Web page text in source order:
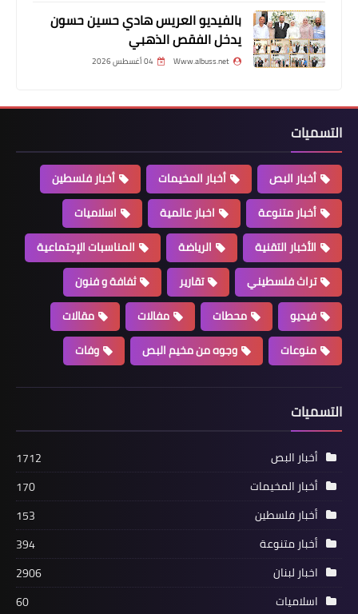
دبور يلتقي وفداً من جمعية المشاريع
الخيرية الاسلامية
أخبار فلسطين
*قيادة منظمة التحرير الفلسطينية في
لبنان تدعو إلى أوسع حملة تضامن مع
شعبنا في أرض الوطن وتعلن يوم الجمعة
القادم "يوم غضب فلسطيني*
الصداقة الايطالية العربية تستنكر العدوان
الاسرائيلي على غزة
بالفيديو العريس هادي حسين حسون
يدخل الفقص الذهبي
Www.albuss.net 04 أغسطس 2026
التسميات
أخبار البص أخبار المخيمات
أخبار فلسطين
أخبار متنوعة
اخبار عالمية
اسلاميات
الأخبار التقنية
الرياضة
المناسبات الإجتماعية
تراث فلسطيني
تقارير
ثفافة و فنون
فيديو
محطات مفالات
مقالات
منوعات
وجوه من مخيم البص وفات
التسميات
أخبار البص
1712
أخبار المخيمات
170
أخبار فلسطين
153
أخبار متنوعة
394
اخبار لبنان
2906
اسلاميات
60